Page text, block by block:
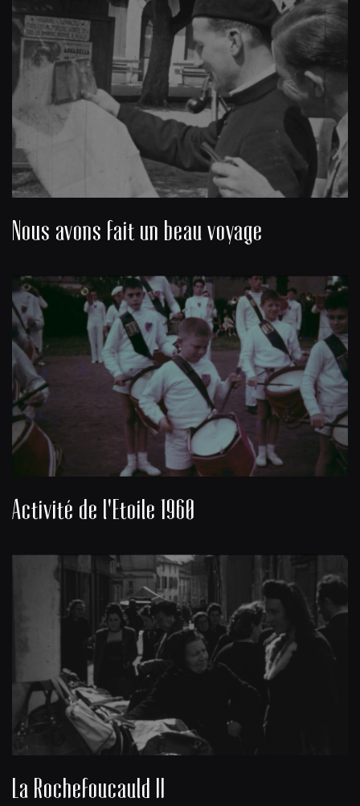
Nous avons fait un beau voyage
Activité de l'Etoile 1960
La Rochefoucauld II